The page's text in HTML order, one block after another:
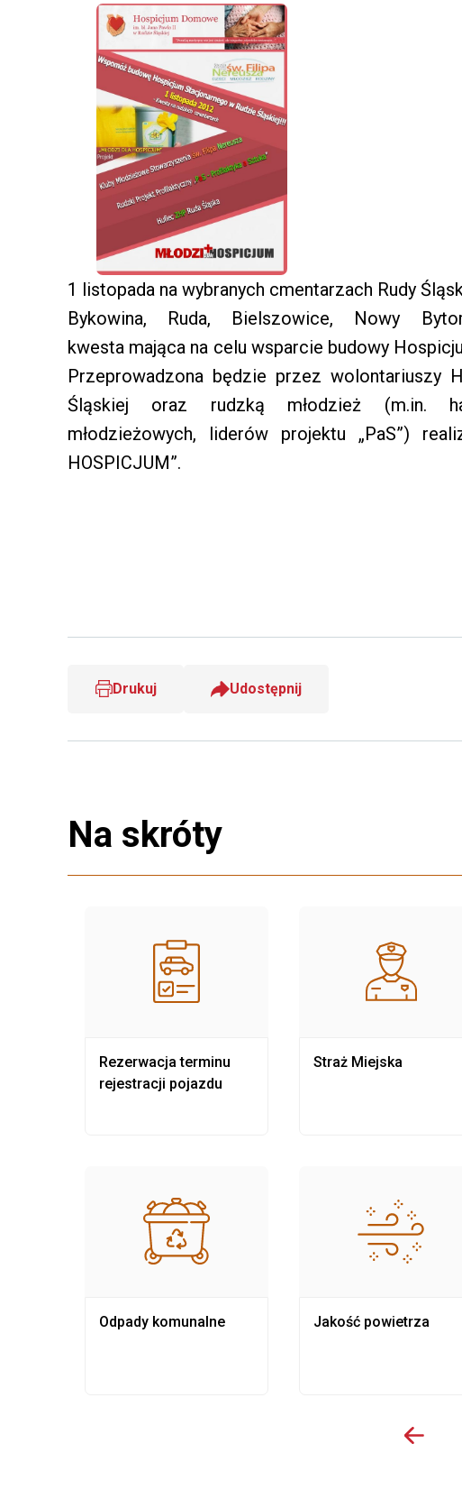
1 listopada na wybranych cmentarzach Rudy
Bykowina, Ruda, Bielszowice, Nowy
kwesta mająca na celu wsparcie budowy
Przeprowadzona będzie przez wolontariuszy
Śląskiej oraz rudzką młodzież (m.in.
młodzieżowych, liderów projektu „PaS”)
HOSPICJUM”.
Drukuj Udostępnij
Na skróty
Rezerwacja terminu
rejestracji pojazdu
Odpady komunalne
Straż Miejska
Jakość powietrza